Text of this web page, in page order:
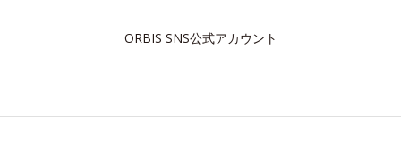
ORBIS SNS公式アカウント